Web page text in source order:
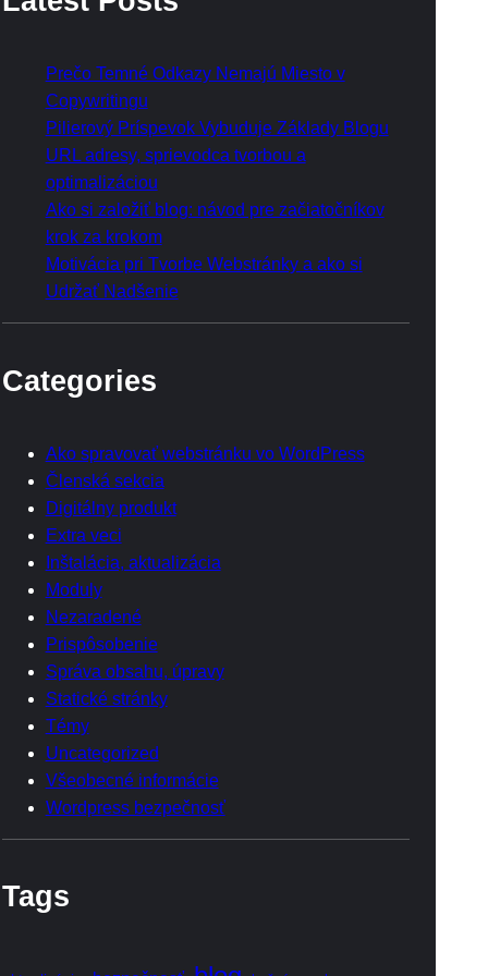
Prečo Temné Odkazy Nemajú Miesto v
Copywritingu
Pilierový Príspevok Vybuduje Základy Blogu
URL adresy, sprievodca tvorbou a
optimalizáciou
Ako si založiť blog: návod pre začiatočníkov
krok za krokom
Motivácia pri Tvorbe Webstránky a ako si
Udržať Nadšenie
Categories
Ako spravovať webstránku vo WordPress
Členská sekcia
Digitálny produkt
Extra veci
Inštalácia, aktualizácia
Moduly
Nezaradené
Prispôsobenie
Správa obsahu, úpravy
Statické stránky
Témy
Uncategorized
Všeobecné informácie
Wordpress bezpečnosť
Tags